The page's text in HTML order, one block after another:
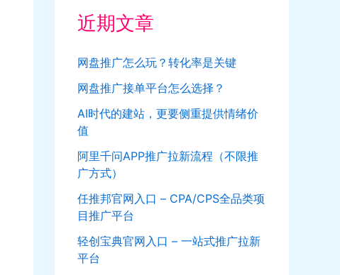
近期文章
网盘推广怎么玩？转化率是关键
网盘推广接单平台怎么选择？
AI时代的建站，更要侧重提供情绪价
值
阿里千问APP推广拉新流程（不限推
广方式）
任推邦官网入口 – CPA/CPS全品类项
目推广平台
轻创宝典官网入口 – 一站式推广拉新
平台